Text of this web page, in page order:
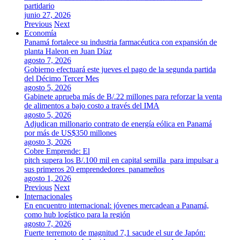
partidario
junio 27, 2026
Previous Next
Economía
Panamá fortalece su industria farmacéutica con expansión de
planta Haleon en Juan Díaz
agosto 7, 2026
Gobierno efectuará este jueves el pago de la segunda partida
del Décimo Tercer Mes
agosto 5, 2026
Gabinete aprueba más de B/.22 millones para reforzar la venta
de alimentos a bajo costo a través del IMA
agosto 5, 2026
Adjudican millonario contrato de energía eólica en Panamá
por más de US$350 millones
agosto 3, 2026
Cobre Emprende: El
pitch supera los B/.100 mil en capital semilla para impulsar a
sus primeros 20 emprendedores panameños
agosto 1, 2026
Previous Next
Internacionales
En encuentro internacional: jóvenes mercadean a Panamá,
como hub logístico para la región
agosto 7, 2026
Fuerte terremoto de magnitud 7,1 sacude el sur de Japón: